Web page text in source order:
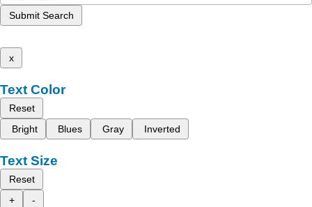
Submit Search
x
Text Color
Reset
Bright
Blues Gray Inverted
Text Size
Reset
+
-